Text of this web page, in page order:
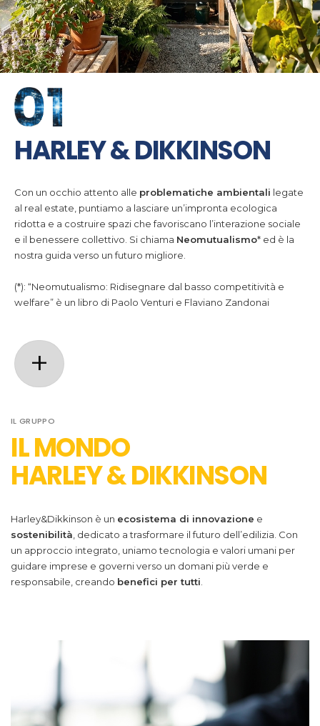
HARLEY & DIKKINSON
al real estate, puntiamo a lasciare un’impronta ecologica
ridotta e a costruire spazi che favoriscano l’interazione sociale
e il benessere collettivo. Si chiama Neomutualismo * ed è la
nostra guida verso un futuro migliore.
welfare” è un libro di Paolo Venturi e Flaviano Zandonai
+
IL MONDO
HARLEY & DIKKINSON
sostenibilità , dedicato a trasformare il futuro dell’edilizia. Con
un approccio integrato, uniamo tecnologia e valori umani per
guidare imprese e governi verso un domani più verde e
responsabile, creandobenefici per tutti.
Assicuriamo la riqualificazione dei
condomini con garanzie ad hoc.